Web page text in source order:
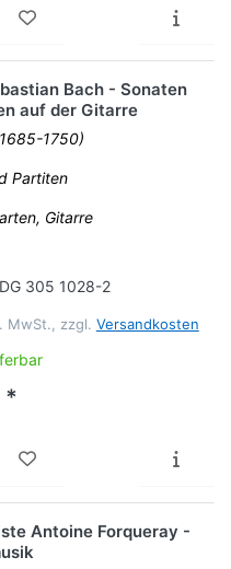
Bach - Sonaten
auf der Gitarre
1750)
Partiten
Gitarre
305 1028-2
MwSt., zzgl. Versandkosten
*
Antoine Forqueray -